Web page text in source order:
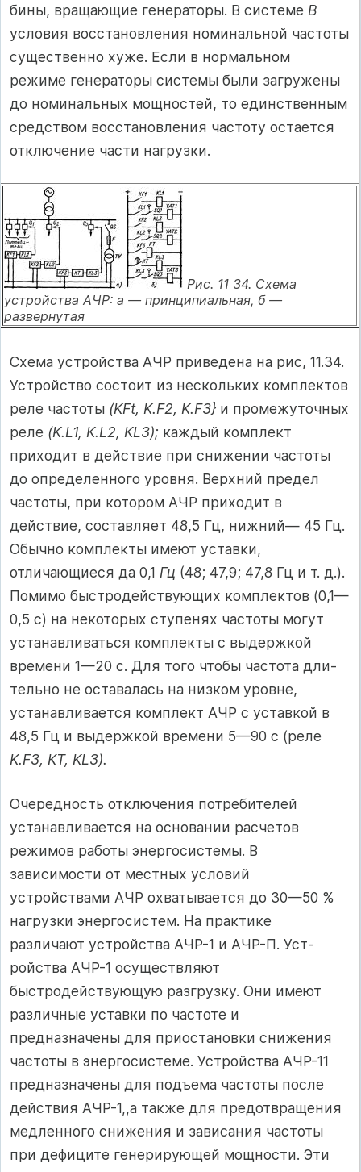
бины, вращающие генераторы. В системе В
условия восстановления но­минальной частоты
существенно хуже. Если в нормальном
режиме ге­нераторы системы были загружены
до номинальных мощностей, то единственным
средством восстановления частоту остается
отключение части нагрузки.
Рис. 11 34. Схема
устройства АЧР: а — принципиальная, б —
развернутая
Схема устройства АЧР приведена на рис, 11.34.
Устройство состоит из нескольких комплектов
реле частоты (KFt, K.F2, K.F3} и промежу­точных
реле (K.L1, K.L2, KL3); каждый комплект
приходит в действие при снижении частоты
до определенного уровня. Верхний предел
частоты, при котором АЧР приходит в
действие, составляет 48,5 Гц, нижний— 45 Гц.
Обычно комплекты имеют уставки,
отличающиеся да 0,1 Гц (48; 47,9; 47,8 Гц и т. д.).
Помимо быстродействующих комплектов (0,1—
0,5 с) на некоторых ступенях частоты могут
устанавливаться комплекты с выдержкой
времени 1—20 с. Для того чтобы частота дли­
тельно не оставалась на низком уровне,
устанавливается комплект АЧР с уставкой в
48,5 Гц и выдержкой времени 5—90 с (реле
K.F3, КТ, KL3).
Очередность отключения потребителей
устанавливается на основа­нии расчетов
режимов работы энергосистемы. В
зависимости от мест­ных условий
устройствами АЧР охватывается до 30—50 %
нагрузки энергосистем. На практике
различают устройства АЧР-1 и АЧР-П. Уст­
ройства АЧР-1 осуществляют
быстродействующую разгрузку. Они име­ют
различные уставки по частоте и
предназначены для приостановки снижения
частоты в энергосистеме. Устройства АЧР-11
предназначены для подъема частоты после
действия АЧР-1,,а также для предотвращения
медленного снижения и зависания частоты
при дефиците генерирую­щей мощности. Эти